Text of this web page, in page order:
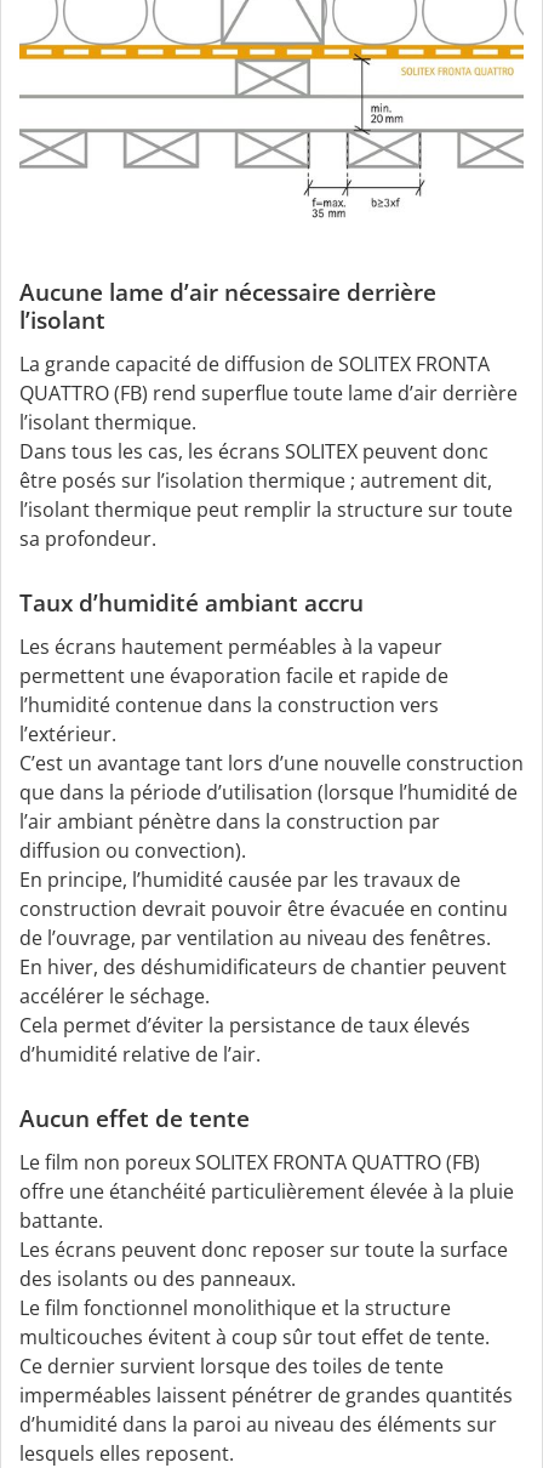
Aucune lame d’air nécessaire derrière
l’isolant
La grande capacité de diffusion de SOLITEX FRONTA
QUATTRO (FB) rend superflue toute lame d’air derrière
l’isolant thermique.
Dans tous les cas, les écrans SOLITEX peuvent donc
être posés sur l’isolation thermique ; autrement dit,
l’isolant thermique peut remplir la structure sur toute
sa profondeur.
Taux d’humidité ambiant accru
Les écrans hautement perméables à la vapeur
permettent une évaporation facile et rapide de
l’humidité contenue dans la construction vers
l’extérieur.
C’est un avantage tant lors d’une nouvelle construction
que dans la période d’utilisation (lorsque l’humidité de
l’air ambiant pénètre dans la construction par
diffusion ou convection).
En principe, l’humidité causée par les travaux de
construction devrait pouvoir être évacuée en continu
de l’ouvrage, par ventilation au niveau des fenêtres.
En hiver, des déshumidificateurs de chantier peuvent
accélérer le séchage.
Cela permet d’éviter la persistance de taux élevés
d’humidité relative de l’air.
Aucun effet de tente
Le film non poreux SOLITEX FRONTA QUATTRO (FB)
offre une étanchéité particulièrement élevée à la pluie
battante.
Les écrans peuvent donc reposer sur toute la surface
des isolants ou des panneaux.
Le film fonctionnel monolithique et la structure
multicouches évitent à coup sûr tout effet de tente.
Ce dernier survient lorsque des toiles de tente
imperméables laissent pénétrer de grandes quantités
d’humidité dans la paroi au niveau des éléments sur
lesquels elles reposent.